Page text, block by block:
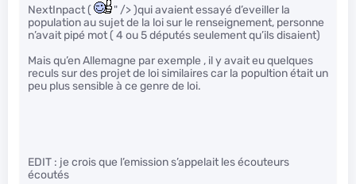
NextInpact (
" /> )qui avaient essayé d’eveiller la
population au sujet de la loi sur le renseignement, personne
n’avait pipé mot ( 4 ou 5 députés seulement qu’ils disaient)
Mais qu’en Allemagne par exemple , il y avait eu quelques
reculs sur des projet de loi similaires car la popultion était un
peu plus sensible à ce genre de loi.
EDIT : je crois que l’emission s’appelait les écouteurs
écoutés